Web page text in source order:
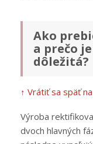
Ako
a prečo
dôležitá?
↑ Vrátiť sa späť
Výroba
dvoch hlavných